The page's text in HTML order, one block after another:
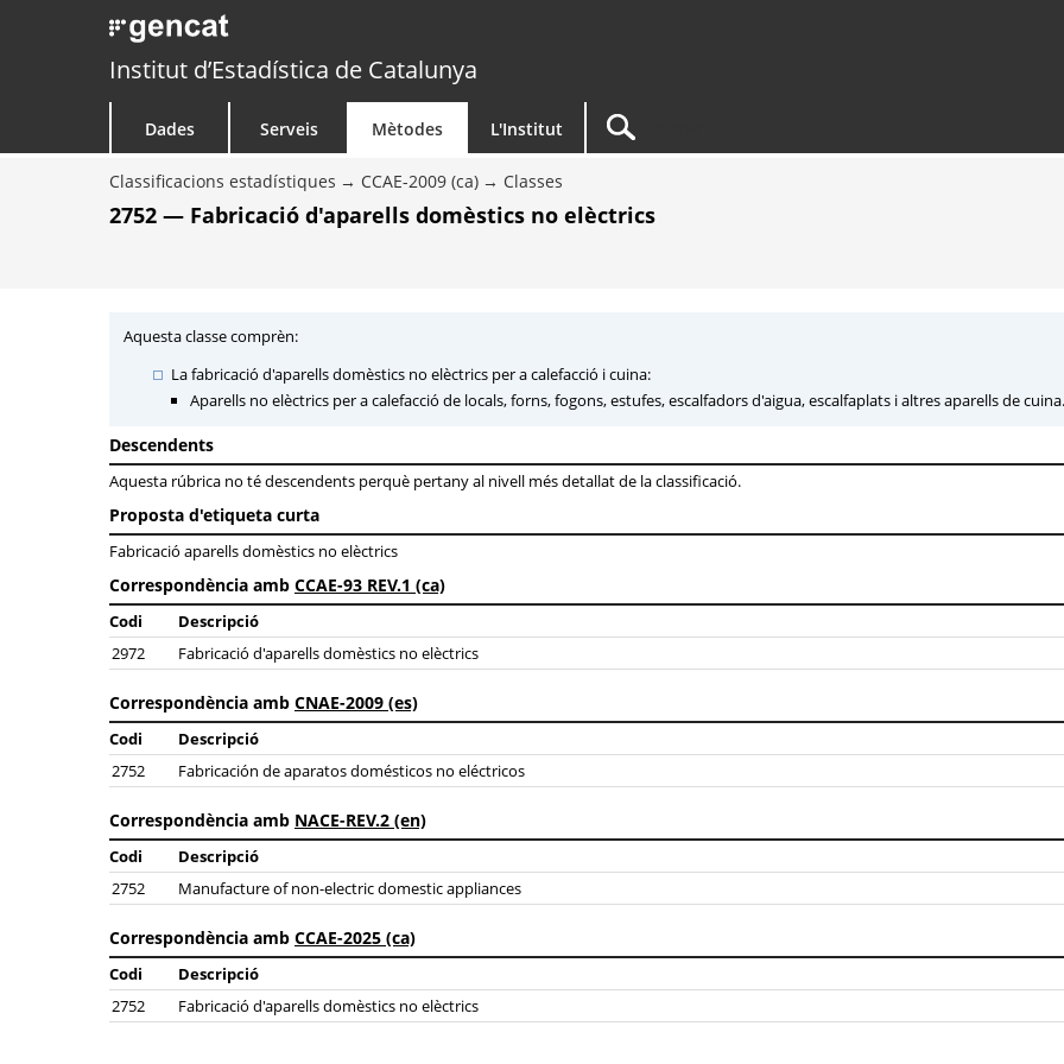
Institut d’Estadística de Catalunya
Dades Serveis Mètodes L'Institut
Classificacions estadístiques CCAE-2009 (ca) Classes
2752 — Fabricació d'aparells domèstics no elèctrics
Aquesta classe comprèn:
La fabricació d'aparells domèstics no elèctrics per a calefacció i cuina:
Aparells no elèctrics per a calefacció de locals, forns, fogons, estufes, escalfadors d'aigua, escalfaplats i altres aparells de cuina.
Descendents
Aquesta rúbrica no té descendents perquè pertany al nivell més detallat de la classificació.
Proposta d'etiqueta curta
Fabricació aparells domèstics no elèctrics
Correspondència amb CCAE-93 REV.1 (ca)
Codi Descripció
2972
Fabricació d'aparells domèstics no elèctrics
Correspondència amb CNAE-2009 (es)
Codi
Descripció
2752
Fabricación de aparatos domésticos no eléctricos
Correspondència amb NACE-REV.2 (en)
Codi
Descripció
2752
Manufacture of non-electric domestic appliances
Correspondència amb CCAE-2025 (ca)
Codi
Descripció
2752
Fabricació d'aparells domèstics no elèctrics